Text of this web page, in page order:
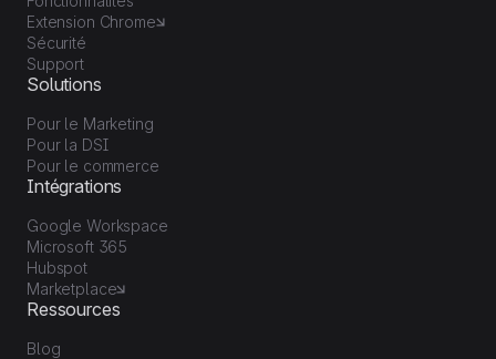
Extension Chrome
Sécurité
Support
Solutions
Pour le Marketing
Pour la DSI
Pour le commerce
Intégrations
Google Workspace
Microsoft 365
Hubspot
Marketplace
Ressources
Blog